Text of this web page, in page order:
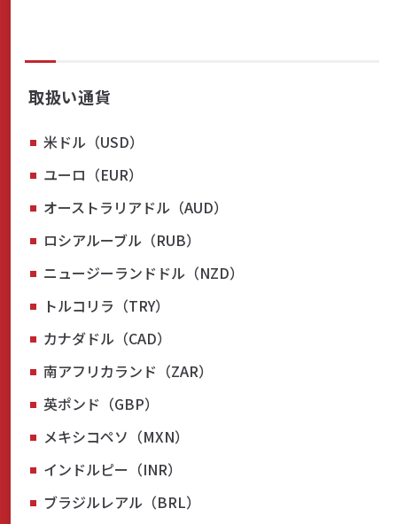
0120-03-4649
受付時間：9:00～17:00（土・日・祝日を除く）
取扱い通貨
米ドル（USD）
ユーロ（EUR）
オーストラリアドル（AUD）
ロシアルーブル（RUB）
ニュージーランドドル（NZD）
トルコリラ（TRY）
カナダドル（CAD）
南アフリカランド（ZAR）
英ポンド（GBP）
メキシコペソ（MXN）
インドルピー（INR）
ブラジルレアル（BRL）